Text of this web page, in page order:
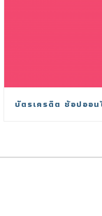
บัตรเครดิต ช้อปออ